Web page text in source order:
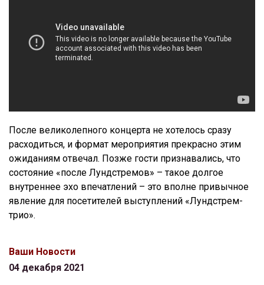
После великолепного концерта не хотелось сразу
расходиться, и формат мероприятия прекрасно этим
ожиданиям отвечал. Позже гости признавались, что
состояние «после Лундстремов» – такое долгое
внутреннее эхо впечатлений – это вполне привычное
явление для посетителей выступлений «Лундстрем-
трио».
Ваши Новости
04 декабря 2021